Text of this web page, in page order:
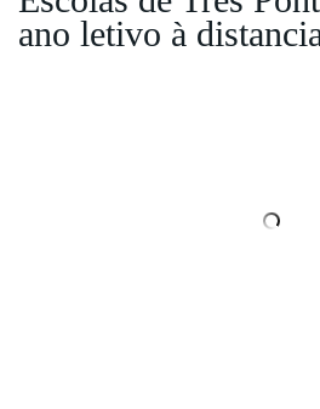
ano letivo à